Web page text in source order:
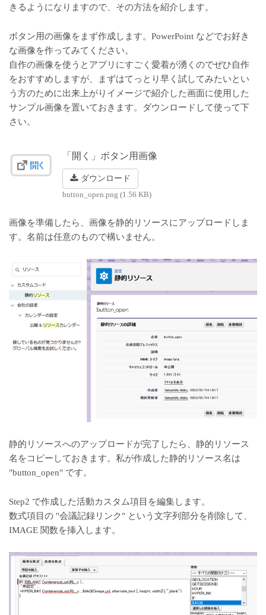
きるようになりますので、その方法を紹介します。
ボタン用の画像をまず作成します。PowerPoint などでお好き
な画像を作ってみてください。
自作の画像を使うとアプリにすごく愛着が湧くのでぜひ自作
をおすすめしますが、まずはてっとり早く試してみたいとい
う方のために出来上がりイメージで紹介した画面に使用した
サンプル画像を置いておきます。ダウンロードして使って下
さい。
「開く」ボタン用画像
ダウンロード
button_open.png (1.56 KB)
画像を準備したら、画像を静的リソースにアップロードしま
す。名前は任意のもので構いません。
静的リソースへのアップロードが完了したら、静的リソース
名をコピーしておきます。私が作成した静的リソース名は
"button_open" です。
Step2 で作成した活動カスタム項目を編集します。
数式項目の "会議記録リンク" という文字列部分を削除して、
IMAGE 関数を挿入します。